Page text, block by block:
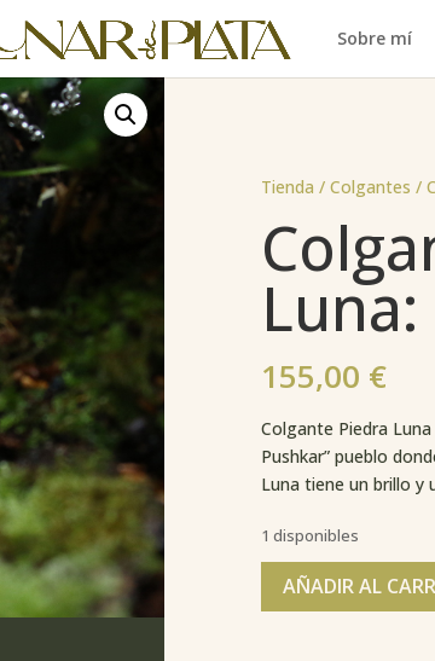
Sobre mí
Tienda / Colgantes /
155,00 €
Colgante Piedra
Pushkar” pueblo
Luna tiene un brillo y
1 disponibles
AÑADIR AL